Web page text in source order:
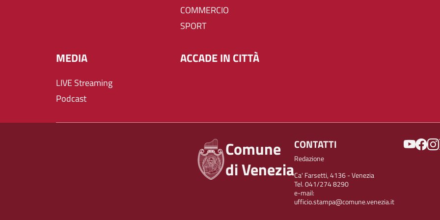
COMMERCIO
SPORT
MEDIA
LIVE Streaming
Podcast
ACCADE IN CITTÀ
Comune
di Venezia
CONTATTI
Redazione
Ca' Farsetti, 4136 - Venezia
Tel. 041/274 8290
e-mail:
ufficio.stampa@comune.venezia.it